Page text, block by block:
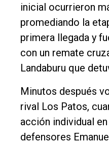
Nosotros
Contacto
inicial ocurrieron
promediando la
primera llegada y
con un remate
Landaburu que
Minutos después
rival Los Patos,
acción individual
defensores